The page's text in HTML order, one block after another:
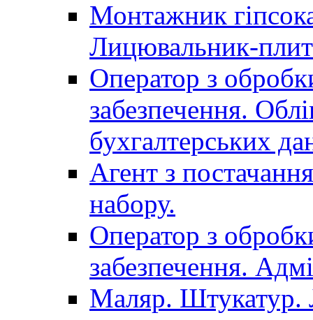
Монтажник
Лицювальник-
Оператор з
забезпечення.
бухгалтерських
Агент з
набору.
Оператор з
забезпечення.
Маляр. Штукатур.